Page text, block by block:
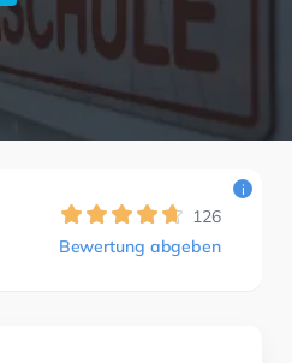
126
Bewertung abgeben
i